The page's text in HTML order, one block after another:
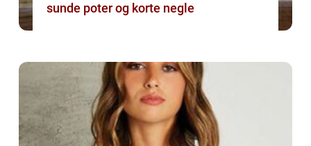
sunde poter og korte negle